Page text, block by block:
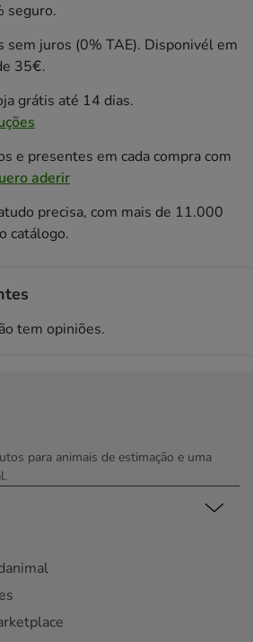
seguro.
sem juros (0% TAE). Disponivél em
35€.
grátis até 14 dias.
e presentes em cada compra com
aderir
precisa, com mais de 11.000
catálogo.
tem opiniões.
para animais de estimação e uma